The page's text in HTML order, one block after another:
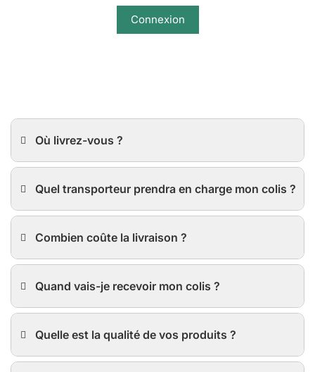
Connexion
Où livrez-vous ?
Quel transporteur prendra en charge mon colis ?
Combien coûte la livraison ?
Quand vais-je recevoir mon colis ?
Quelle est la qualité de vos produits ?